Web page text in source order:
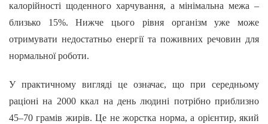
калорійності щоденного харчування, а мінімальна межа –
близько 15%. Нижче цього рівня організм уже може
отримувати недостатньо енергії та поживних речовин для
нормальної роботи.
У практичному вигляді це означає, що при середньому
раціоні на 2000 ккал на день людині потрібно приблизно
45–70 грамів жирів. Це не жорстка норма, а орієнтир, який